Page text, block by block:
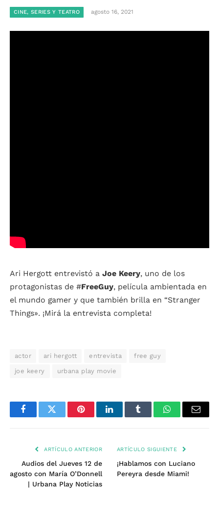
CINE, SERIES Y TEATRO agosto 16, 2021
Ari Hergott entrevistó a Joe Keery, uno de los
protagonistas de #FreeGuy, película ambientada en
el mundo gamer y que también brilla en “Stranger
Things». ¡Mirá la entrevista completa!
actor ari hergott entrevista free guy
joe keery urbana play movie
FacebookTwitter PinterestLinkedInTumblr WhatsAppEmail
ARTÍCULO ANTERIOR
Audios del Jueves 12 de
agosto con María O’Donnell
| Urbana Play Noticias
ARTÍCULO SIGUIENTE
¡Hablamos con Luciano
Pereyra desde Miami!